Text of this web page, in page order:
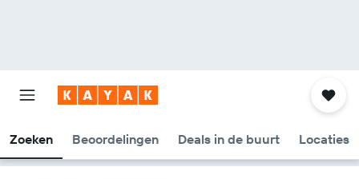
Zoeken Beoordelingen Deals in de buurt Locaties